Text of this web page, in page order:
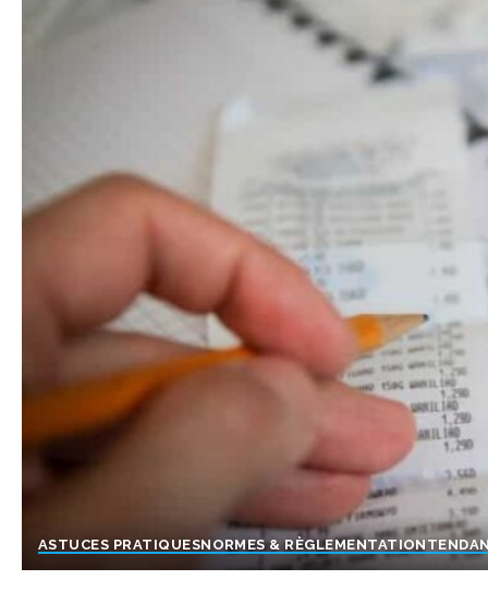
ASTUCES PRATIQUESNORMES & RÈGLEMENTATION